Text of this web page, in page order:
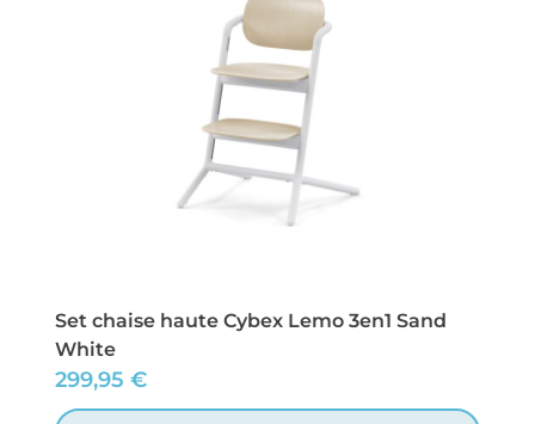
Set chaise haute Cybex Lemo 3en1 Sand
White
299,95 €